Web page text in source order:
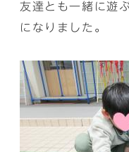
友達とも一緒に遊
になりました。